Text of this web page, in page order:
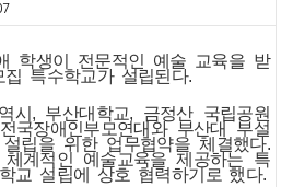
학생이 전문적인 예술 교육을 받
특수학교가 설립된다.
시, 부산대학교, 금정산 국립공원
국장애인부모연대와 부산대 부설
립을 위한 업무협약을 체결했다.
계적인 예술교육을 제공하는 특
교 설립에 상호 협력하기로 했다.